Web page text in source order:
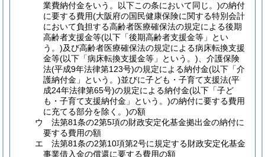
業費納付金をいう。以下この条において同じ。)の納付
に要する費用(大阪府の国民健康保険に関する特別会計
において負担する高齢者医療確保法の規定による後期
高齢者支援金等(以下「後期高齢者支援金等」とい
う。)及び高齢者医療確保法の規定による病床転換支援
金等(以下「病床転換支援金等」という。) 、介護保険
法(平成9年法律第123号)の規定による納付金(以下「介
護納付金」という。)並びに子ども・子育て支援法(平
成24年法律第65号)の規定による納付金(以下「子ど
も・子育て支援納付金」という。)の納付に要する費用
に充てる部分を除く。)の額
ウ
法第81条の2第5項の財政安定化基金拠出金の納付に
要する費用の額
エ
法第81条の2第10項第2号に規定する財政安定化基金
事業借入金の償還に要する費用の額